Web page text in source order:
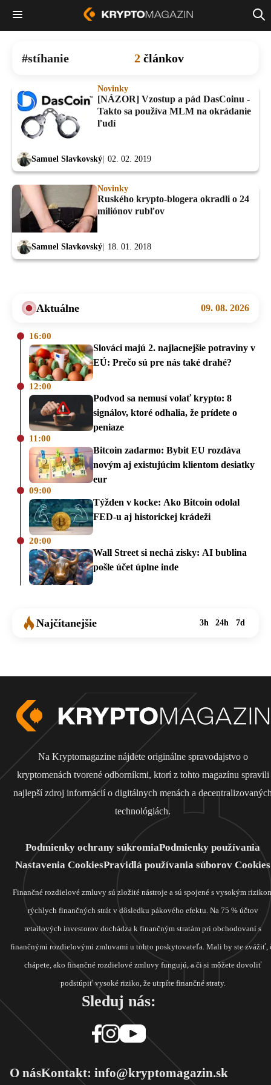
stíhanie 2 článkov
Novinky
[NÁZOR] Vzostup a pád DasCoinu -
Takto sa používa MLM na okrádanie
ľudí
Samuel Slavkovský 02. 02. 2019
Novinky
Ruského krypto-blogera okradli o 24
miliónov rubľov
Samuel Slavkovský 18. 01. 2018
Aktuálne 09. 08. 2026
16:00
Slováci majú 2. najlacnejšie potraviny v
EÚ: Prečo sú pre nás také drahé?
12:00
Podvod sa nemusí volať krypto: 8
signálov, ktoré odhalia, že prídete o
peniaze
11:00
Bitcoin zadarmo: Bybit EU rozdáva
novým aj existujúcim klientom desiatky
eur
09:00
Týžden v kocke: Ako Bitcoin odolal
FED-u aj historickej krádeži
20:00
Wall Street si nechá zisky: AI bublina
pošle účet úplne inde
Najčítanejšie 3h 24h 7d
Na Kryptomagazine nájdete originálne spravodajstvo o
kryptomenách tvorené odborníkmi, ktorí z tohto magazínu spravili
najlepší zdroj informácií o digitálnych menách a
technológiách.
Podmienky ochrany súkromiaPodmienky používania
Nastavenia CookiesPravidlá používania súborov Cookies
Finančné rozdielové zmluvy sú zložité nástroje a sú spojené s vysokým
rýchlych finančných strát v dôsledku pákového efektu. Na 75 % účtov
retailových investorov dochádza k finančným stratám pri obchodovaní s
finančnými rozdielovými zmluvami u tohto poskytovateľa. Mali by ste zvážiť,
chápete, ako finančné rozdielové zmluvy fungujú, a či si môžete dovoliť
podstúpiť vysoké riziko, že utrpíte finančné straty.
Sleduj nás:
O násKontakt: info@kryptomagazin.sk